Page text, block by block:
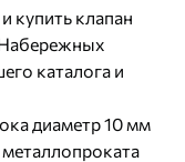
купить клапан
каталога и
диаметр 10 мм